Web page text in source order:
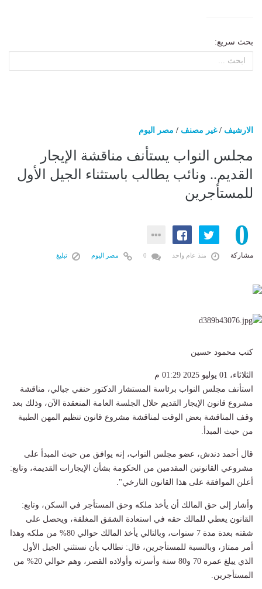
بحث سريع:
الارشيف /غير مصنف / مصر اليوم
مجلس النواب يستأنف مناقشة الإيجار
القديم.. ونائب يطالب باستثناء الجيل الأول
للمستأجرين
0
مشاركة منذ عام واحد مصر اليوم تبليغ
كتب محمود حسين
الثلاثاء، 01 يوليو 2025 01:29 م
استأنف مجلس النواب برئاسة المستشار الدكتور حنفي جبالي، مناقشة
مشروع قانون الإيجار القديم حلال الجلسة العامة المنعقدة الآن، وذلك بعد
وقف المناقشة بعض الوقت لمناقشة مشروع قانون تنظيم المهن الطبية
من حيث المبدأ.
قال أحمد دندش، عضو مجلس النواب، إنه يوافق من حيث المبدأ على
مشروعي القانونين المقدمين من الحكومة بشأن الإيجارات القديمة، وتابع:
أعلن الموافقة على هذا القانون التارخي".
وأشار إلى حق المالك أن يأخذ ملكه وحق المستأجر في السكن، وتابع:
القانون يعطي للمالك حقه في استعادة الشقق المغلقة، ويحصل على
شقته بعدة مدة 7 سنوات، وبالتالي يأخذ المالك حوالي 80% من ملكه وهذا
أمر ممتاز، وبالنسبة للمستأجرين، قال: نطالب بأن نستثني الجيل الأول
الذي يبلغ عمره 70 و80 سنة وأسرته وأولاده القصر، وهم حوالي 20% من
المستأجرين.